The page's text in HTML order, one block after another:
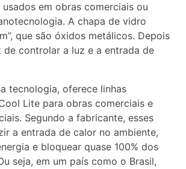
em obras comerciais ou
A chapa de vidro
que são óxidos metálicos. Depois
controlar a luz e a entrada de
tecnologia, oferece linhas
Lite para obras comerciais e
Segundo a fabricante, esses
a entrada de calor no ambiente,
e bloquear quase 100% dos
seja, em um país como o Brasil,